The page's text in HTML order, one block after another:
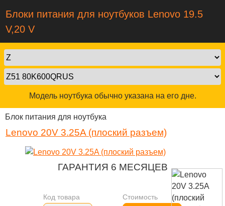
Блоки питания для ноутбуков Lenovo 19.5
V,20 V
Модель ноутбука обычно указана на его дне.
Блок питания для ноутбука
Lenovo 20V 3.25A (плоский разъем)
ГАРАНТИЯ 6 МЕСЯЦЕВ
Код товара
Стоимость